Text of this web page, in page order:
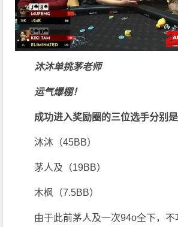
沐沐单挑茅老师
运气爆棚！
成功进入奖励圈的三位选手分别是
沐沐（45BB）
茅人及（19BB）
木枫（7.5BB）
由于此前茅人及一次94o全下，不